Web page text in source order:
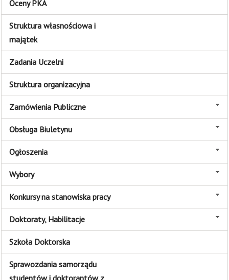
Oceny PKA
Struktura własnościowa i
majątek
Zadania Uczelni
Struktura organizacyjna
Zamówienia Publiczne
Obsługa Biuletynu
Ogłoszenia
Wybory
Konkursy na stanowiska pracy
Doktoraty, Habilitacje
Szkoła Doktorska
Sprawozdania samorządu
studentów i doktorantów z